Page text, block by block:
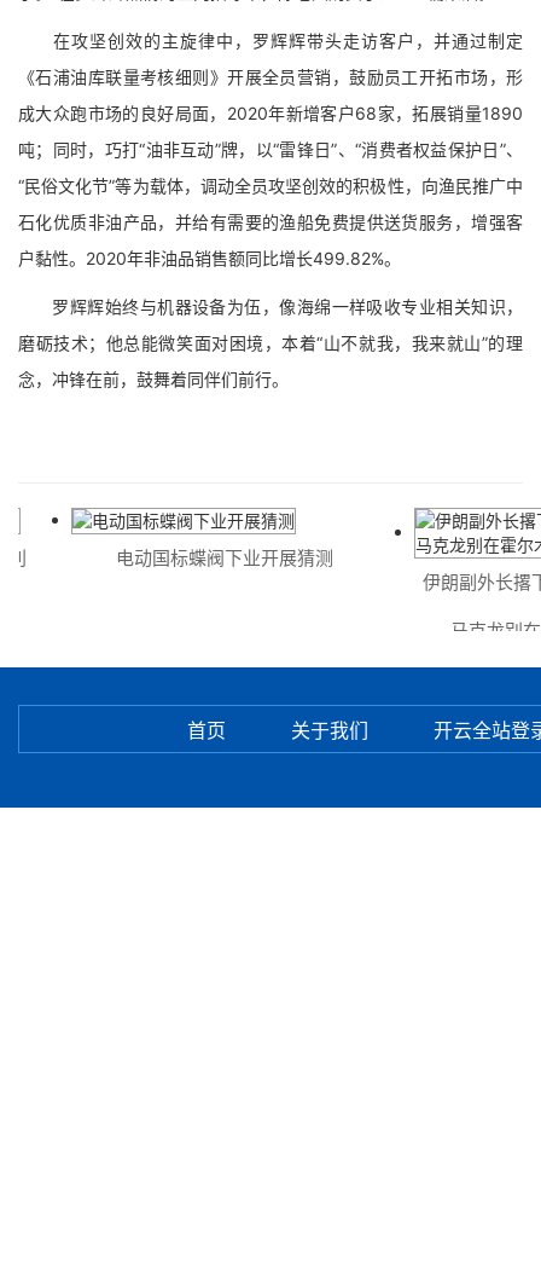
在攻坚创效的主旋律中，罗辉辉带头走访客户，并通过制定
《石浦油库联量考核细则》开展全员营销，鼓励员工开拓市场，形
成大众跑市场的良好局面，2020年新增客户68家，拓展销量1890
吨；同时，巧打“油非互动”牌，以“雷锋日”、“消费者权益保护日”、
“民俗文化节”等为载体，调动全员攻坚创效的积极性，向渔民推广中
石化优质非油产品，并给有需要的渔船免费提供送货服务，增强客
户黏性。2020年非油品销售额同比增长499.82%。
罗辉辉始终与机器设备为伍，像海绵一样吸收专业相关知识，
磨砺技术；他总能微笑面对困境，本着“山不就我，我来就山”的理
念，冲锋在前，鼓舞着同伴们前行。
电动国标蝶阀下业开展猜测
伊朗副外长撂下
马克龙别在
首页 关于我们 开云全站登